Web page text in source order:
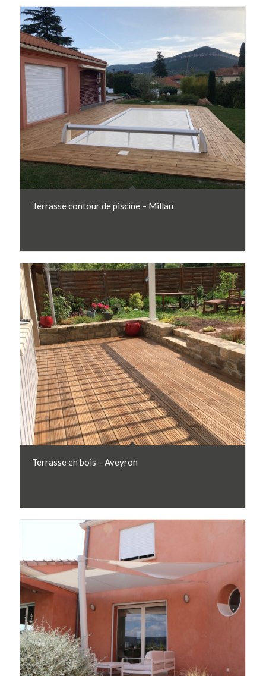
Terrasse contour de piscine – Millau
Terrasse en bois – Aveyron